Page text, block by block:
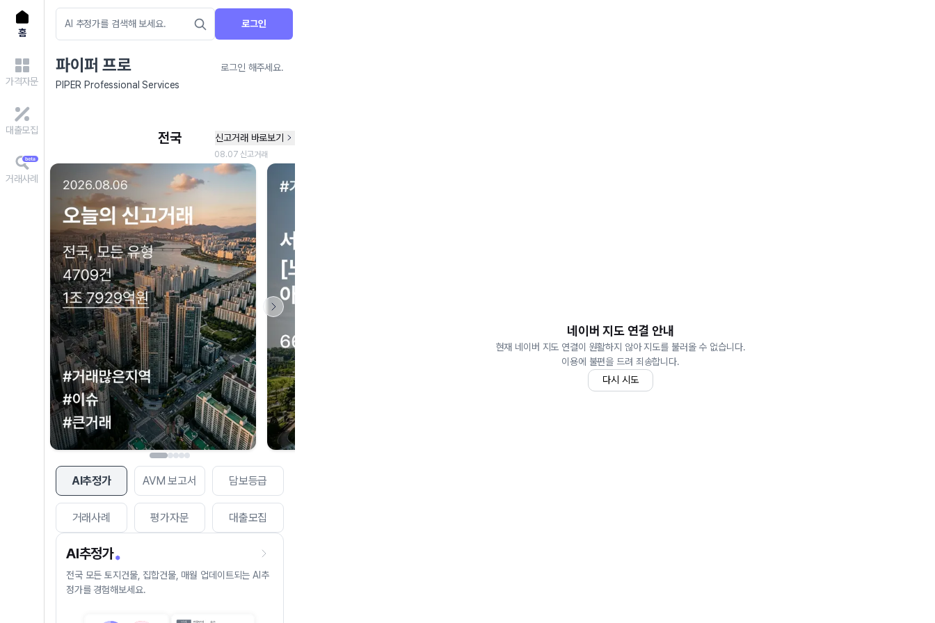
홈
가격자문
대출모집
거래사례
로그인
파이퍼 프로
로그인 해주세요.
PIPER Professional Services
AI추정가 AVM 보고서 담보등급
거래사례 평가자문 대출모집
AI추정가
전국 모든 토지건물, 집합건물, 매월 업데이트되는 AI추
정가를 경험해보세요.
네이버 지도 연결 안내
현재 네이버 지도 연결이 원활하지 않아 지도를 불러올 수 없습니다.
이용에 불편을 드려 죄송합니다.
다시 시도